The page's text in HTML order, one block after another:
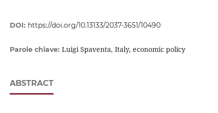
DOI: https://doi.org/10.13133/2037-3651/10490
Parole chiave: Luigi Spaventa, Italy, economic policy
ABSTRACT